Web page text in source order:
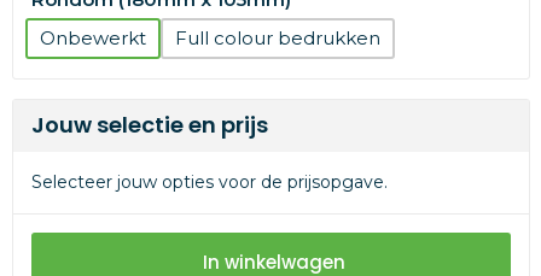
Onbewerkt
Full colour
Jouw selectie en prijs
Selecteer jouw opties voor de prijsopgave.
In winkelwagen